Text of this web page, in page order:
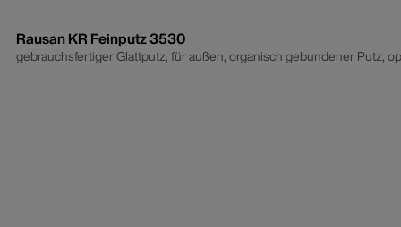
Rausan KR Feinputz 3530
gebrauchsfertiger Glattputz, für außen, organisch gebundener Putz,